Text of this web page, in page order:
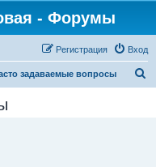
- Форумы
Вход
Регистрация
задаваемые вопросы